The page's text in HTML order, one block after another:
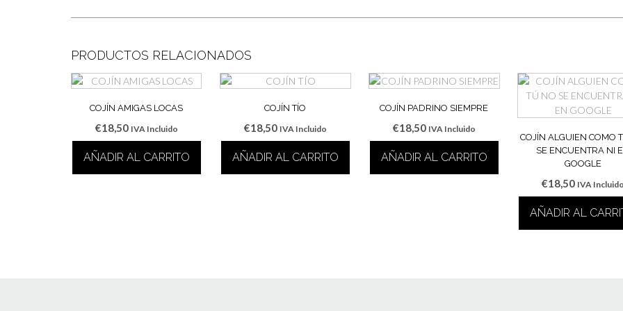
PRODUCTOS RELACIONADOS
COJÍN AMIGAS LOCAS
€18,50 IVA Incluido
AÑADIR AL CARRITO
COJÍN TÍO
€18,50 IVA Incluido
AÑADIR AL CARRITO
COJÍN PADRINO SIEMPRE
€18,50 IVA Incluido
AÑADIR AL CARRITO
COJÍN ALGUIEN COMO
SE ENCUENTRA NI
GOOGLE
€18,50 IVA Incluido
AÑADIR AL